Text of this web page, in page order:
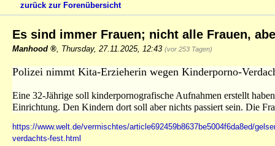
zurück zur Forenübersicht
Es sind immer Frauen; nicht alle Frauen,
Manhood Thursday, 27.11.2025, 12:43 (vor 253 Tagen)
Polizei nimmt Kita-Erzieherin wegen Kinderporno-
Eine 32-Jährige soll kinderpornografische Aufnahmen erstellt
Einrichtung. Den Kindern dort soll aber nichts passiert sein. Die
https://www.welt.de/vermischtes/article692459b8637be5004f6da8ed/
verdachts-fest.html